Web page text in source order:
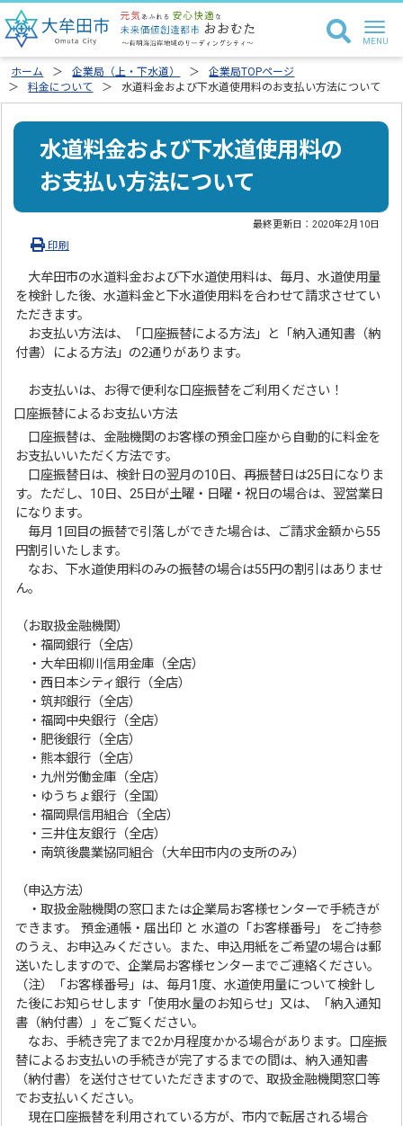
ホーム 企業局（上・下水道）
企業局TOPページ
料金について
水道料金および下水道使用料のお支払い方法について
水道料金および下水道使用料の
お支払い方法について
最終更新日：2020年2月10日
印刷
大牟田市の水道料金および下水道使用料は、毎月、水道使用量
を検針した後、水道料金と下水道使用料を合わせて請求させてい
ただきます。
お支払い方法は、「口座振替による方法」と「納入通知書（納
付書）による方法」の2通りがあります。
お支払いは、お得で便利な口座振替をご利用ください！
口座振替によるお支払い方法
口座振替は、金融機関のお客様の預金口座から自動的に料金を
お支払いいただく方法です。
口座振替日は、検針日の翌月の10日、再振替日は25日になりま
す。ただし、10日、25日が土曜・日曜・祝日の場合は、翌営業日
になります。
毎月 1回目の振替で引落しができた場合は、ご請求金額から55
円割引いたします。
なお、下水道使用料のみの振替の場合は55円の割引はありませ
ん。
（お取扱金融機関）
・福岡銀行（全店）
・大牟田柳川信用金庫（全店）
・西日本シティ銀行（全店）
・筑邦銀行（全店）
・福岡中央銀行（全店）
・肥後銀行（全店）
・熊本銀行（全店）
・九州労働金庫（全店）
・ゆうちょ銀行（全国）
・福岡県信用組合（全店）
・三井住友銀行（全店）
・南筑後農業協同組合（大牟田市内の支所のみ）
（申込方法）
・取扱金融機関の窓口または企業局お客様センターで手続きが
できます。 預金通帳・届出印 と 水道の「お客様番号」 をご持参
のうえ、お申込みください。また、申込用紙をご希望の場合は郵
送いたしますので、企業局お客様センターまでご連絡ください。
（注）「お客様番号」は、毎月1度、水道使用量について検針し
た後にお知らせします「使用水量のお知らせ」又は、「納入通知
書（納付書）」をご覧ください。
なお、手続き完了まで2か月程度かかる場合があります。口座振
替によるお支払いの手続きが完了するまでの間は、納入通知書
（納付書）を送付させていただきますので、取扱金融機関窓口等
でお支払いください。
現在口座振替を利用されている方が、市内で転居される場合